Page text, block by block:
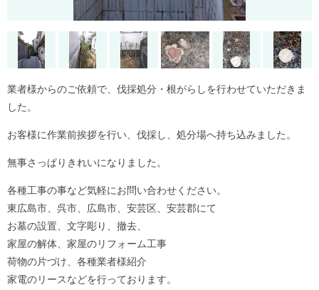
業者様からのご依頼で、伐採処分・根がらしを行わせていただきま
した。
お客様に作業前挨拶を行い、伐採し、処分場へ持ち込みました。
無事さっぱりきれいになりました。
各種工事の事など気軽にお問い合わせください。
東広島市、呉市、広島市、安芸区、安芸郡にて
お墓の設置、文字彫り、撤去、
家屋の解体、家屋のリフォーム工事
荷物の片づけ、各種業者様紹介
家電のリースなどを行っております。